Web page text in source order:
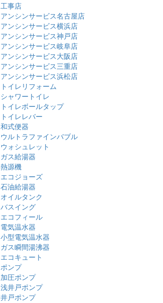
工事店
アンシンサービス名古屋店
アンシンサービス横浜店
アンシンサービス神戸店
アンシンサービス岐阜店
アンシンサービス大阪店
アンシンサービス三重店
アンシンサービス浜松店
トイレリフォーム
シャワートイレ
トイレボールタップ
トイレレバー
和式便器
ウルトラファインバブル
ウォシュレット
ガス給湯器
熱源機
エコジョーズ
石油給湯器
オイルタンク
バスイング
エコフィール
電気温水器
小型電気温水器
ガス瞬間湯沸器
エコキュート
ポンプ
加圧ポンプ
浅井戸ポンプ
井戸ポンプ